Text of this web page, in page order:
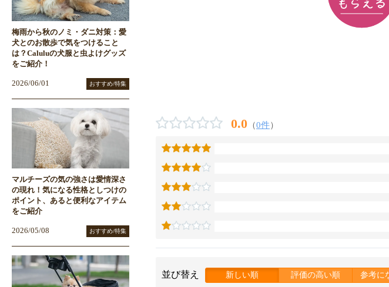
0.0 （0件）
並び替え 新しい順 評価の高い順 参考に
梅雨から秋のノミ・ダニ対策：愛
犬とのお散歩で気をつけること
は？Caluluの犬服と虫よけグッズ
をご紹介！
2026/06/01 おすすめ/特集
マルチーズの気の強さは愛情深さ
の現れ！気になる性格としつけの
ポイント、あると便利なアイテム
をご紹介
2026/05/08 おすすめ/特集